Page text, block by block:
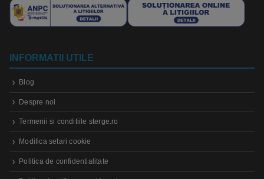
INFORMATII UTILE
Blog
Despre noi
Termenii si conditiile sterge.ro
Modifica setari cookie
Politica de confidentialitate